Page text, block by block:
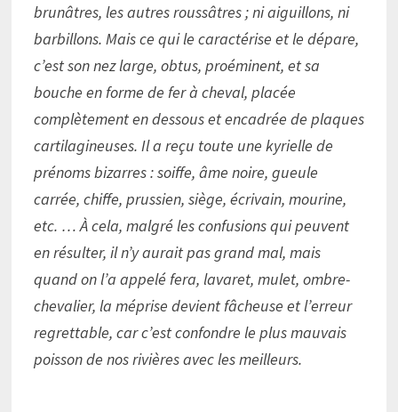
brunâtres, les autres roussâtres ; ni aiguillons, ni
barbillons. Mais ce qui le caractérise et le dépare,
c’est son nez large, obtus, proéminent, et sa
bouche en forme de fer à cheval, placée
complètement en dessous et encadrée de plaques
cartilagineuses. Il a reçu toute une kyrielle de
prénoms bizarres : soiffe, âme noire, gueule
carrée, chiffe, prussien, siège, écrivain, mourine,
etc. … À cela, malgré les confusions qui peuvent
en résulter, il n’y aurait pas grand mal, mais
quand on l’a appelé fera, lavaret, mulet, ombre-
chevalier, la méprise devient fâcheuse et l’erreur
regrettable, car c’est confondre le plus mauvais
poisson de nos rivières avec les meilleurs.